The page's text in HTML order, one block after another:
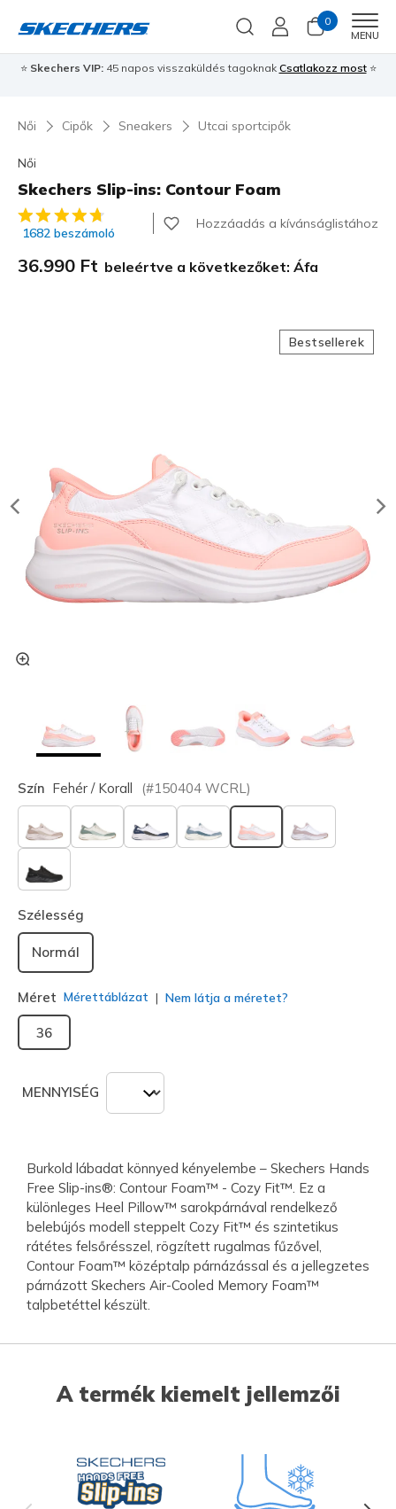
0
MENU
⭐ Skechers VIP:45 napos visszaküldés tagoknak Csatlakozz most⭐
Női Cipők Sneakers Utcai sportcipők
Női
Skechers Slip-ins: Contour Foam
5 az 5-ből ügyfélértékelés
1682 beszámoló
Hozzáadás a kívánságlistához
36.990 Ft beleértve a következőket: Áfa
Bestsellerek
Szín Fehér / Korall (#150404 WCRL )
kiválasztva
Szélesség
Normál
Méret Mérettáblázat Nem látja a méretet?
36
MENNYISÉG
Burkold lábadat könnyed kényelembe – Skechers Hands
Free Slip-ins®: Contour Foam™ - Cozy Fit™. Ez a
különleges Heel Pillow™ sarokpárnával rendelkező
belebújós modell steppelt Cozy Fit™ és szintetikus
rátétes felsőrésszel, rögzített rugalmas fűzővel,
Contour Foam™ középtalp párnázással és a jellegzetes
párnázott Skechers Air-Cooled Memory Foam™
talpbetéttel készült.
A termék kiemelt jellemzői